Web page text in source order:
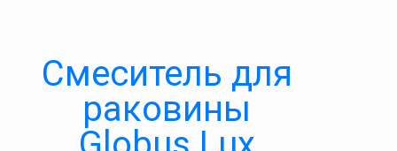
Смеситель для
раковины